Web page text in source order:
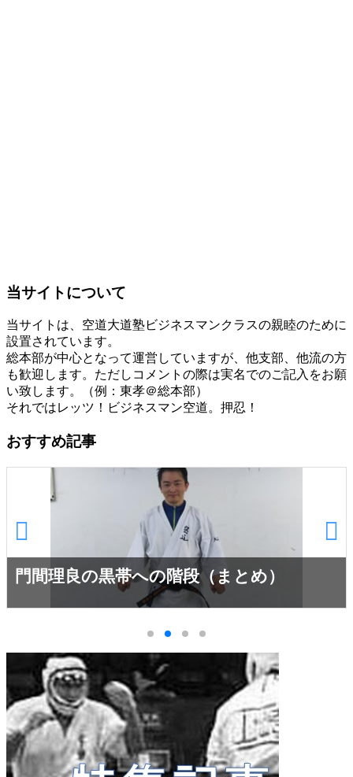
当サイトについて
当サイトは、空道大道塾ビジネスマンクラスの親睦のために
設置されています。
総本部が中心となって運営していますが、他支部、他流の方
も歓迎します。ただしコメントの際は実名でのご記入をお願
い致します。（例：東孝＠総本部）
それではレッツ！ビジネスマン空道。押忍！
おすすめ記事
門間理良の黒帯への階段（まとめ）